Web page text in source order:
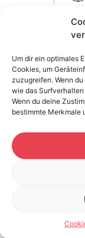
Um dir ein optimales
Cookies, um
zuzugreifen. Wenn
wie das
Wenn du deine
bestimmte Merkmale